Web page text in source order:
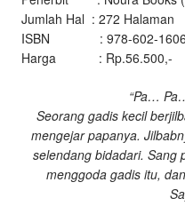
Jumlah Hal : 272 Halaman
ISBN : 978-602-
Harga : Rp.56.500,-
“Pa…
Seorang gadis kecil berjilbab ungu, dengan langkah cepat
mengejar papanya.
selendang bidadari. Sang
menggoda gadis itu,